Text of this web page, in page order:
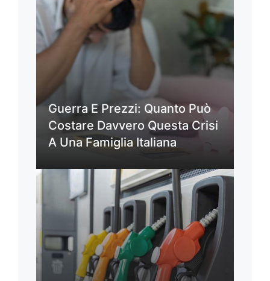
Guerra E Prezzi: Quanto Può
Costare Davvero Questa Crisi
A Una Famiglia Italiana